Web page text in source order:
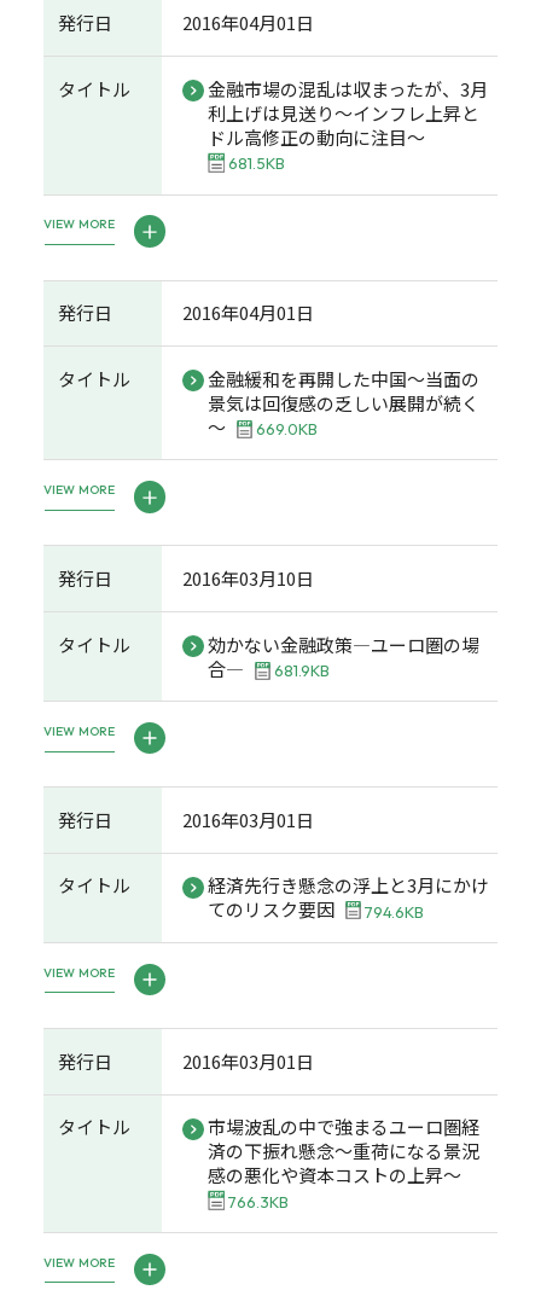
発行日 2016年04月01日
タイトル
金融市場の混乱は収まったが、3月
利上げは見送り～インフレ上昇と
ドル高修正の動向に注目～
681.5KB
VIEW MORE
発行日 2016年04月01日
タイトル
金融緩和を再開した中国～当面の
景気は回復感の乏しい展開が続く
～
669.0KB
VIEW MORE
発行日 2016年03月10日
タイトル
効かない金融政策―ユーロ圏の場
合―
681.9KB
VIEW MORE
発行日 2016年03月01日
タイトル
経済先行き懸念の浮上と3月にかけ
てのリスク要因
794.6KB
VIEW MORE
発行日 2016年03月01日
タイトル
市場波乱の中で強まるユーロ圏経
済の下振れ懸念～重荷になる景況
感の悪化や資本コストの上昇～
766.3KB
VIEW MORE